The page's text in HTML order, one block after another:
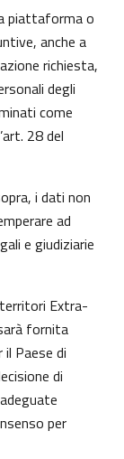
piattaforma o
anche a
richiesta,
degli
come
28 del
i dati non
ad
e giudiziarie
Extra-
fornita
Paese di
di
per